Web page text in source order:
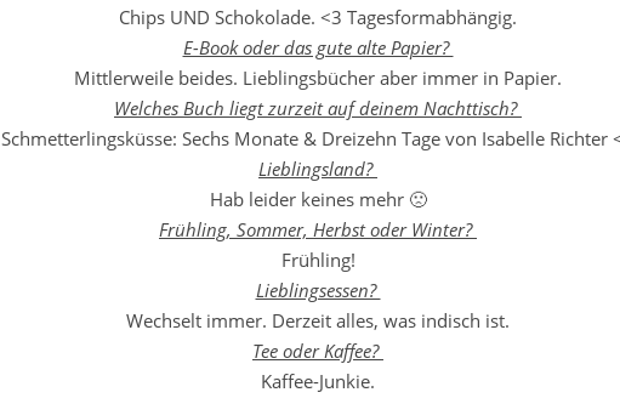
Chips UND Schokolade. <3 Tagesformabhängig.
E-Book oder das gute alte Papier?
Mittlerweile beides. Lieblingsbücher aber immer in Papier.
Welches Buch liegt zurzeit auf deinem Nachttisch?
Schmetterlingsküsse: Sechs Monate & Dreizehn Tage von Isabelle Richter
Lieblingsland?
Hab leider keines mehr 🙁
Frühling, Sommer, Herbst oder Winter?
Frühling!
Lieblingsessen?
Wechselt immer. Derzeit alles, was indisch ist.
Tee oder Kaffee?
Kaffee-Junkie.